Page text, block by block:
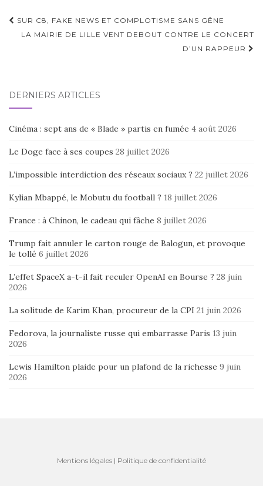
Navigation
d'article
SUR C8, FAKE NEWS ET COMPLOTISME SANS GÊNE
LA MAIRIE DE LILLE VENT DEBOUT CONTRE LE CONCERT
D’UN RAPPEUR
DERNIERS ARTICLES
Cinéma : sept ans de « Blade » partis en fumée 4 août 2026
Le Doge face à ses coupes 28 juillet 2026
L’impossible interdiction des réseaux sociaux ? 22 juillet 2026
Kylian Mbappé, le Mobutu du football ? 18 juillet 2026
France : à Chinon, le cadeau qui fâche 8 juillet 2026
Trump fait annuler le carton rouge de Balogun, et provoque
le tollé 6 juillet 2026
L’effet SpaceX a-t-il fait reculer OpenAI en Bourse ? 28 juin
2026
La solitude de Karim Khan, procureur de la CPI 21 juin 2026
Fedorova, la journaliste russe qui embarrasse Paris 13 juin
2026
Lewis Hamilton plaide pour un plafond de la richesse 9 juin
2026
Mentions légales | Politique de confidentialité